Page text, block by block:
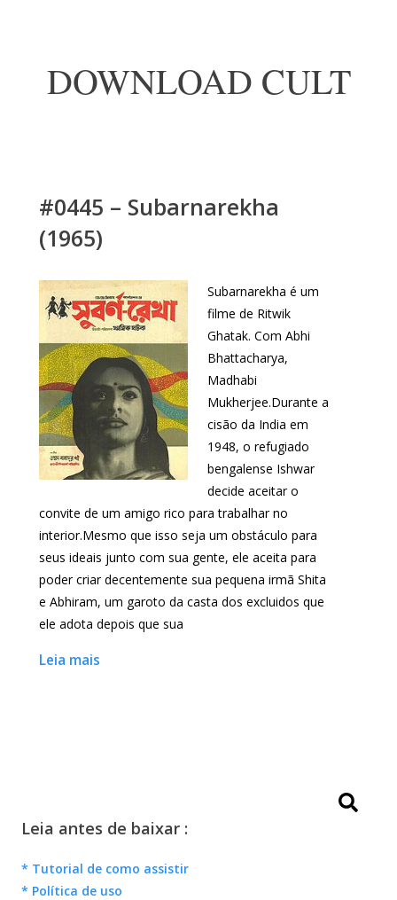
DOWNLOAD CULT
#0445 – Subarnarekha
(1965)
Subarnarekha é um
filme de Ritwik
Ghatak. Com Abhi
Bhattacharya,
Madhabi
Mukherjee.Durante a
cisão da India em
1948, o refugiado
bengalense Ishwar
decide aceitar o
convite de um amigo rico para trabalhar no
interior.Mesmo que isso seja um obstáculo para
seus ideais junto com sua gente, ele aceita para
poder criar decentemente sua pequena irmã Shita
e Abhiram, um garoto da casta dos excluidos que
ele adota depois que sua
Leia mais
Leia antes de baixar :
* Tutorial de como assistir
* Política de uso